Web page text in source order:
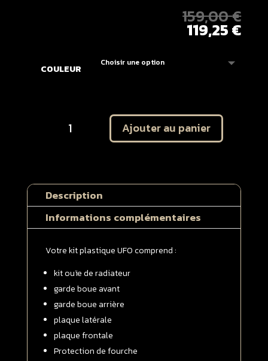
159,00€
119,25€
COULEUR
125
/
250
YZ
-
2014
Kit
complet
Ajouter au panier
Description
Informations complémentaires
Votre kit plastique UFO comprend :
kit ouïe de radiateur
garde boue avant
garde boue arrière
plaque latérale
plaque frontale
Protection de fourche